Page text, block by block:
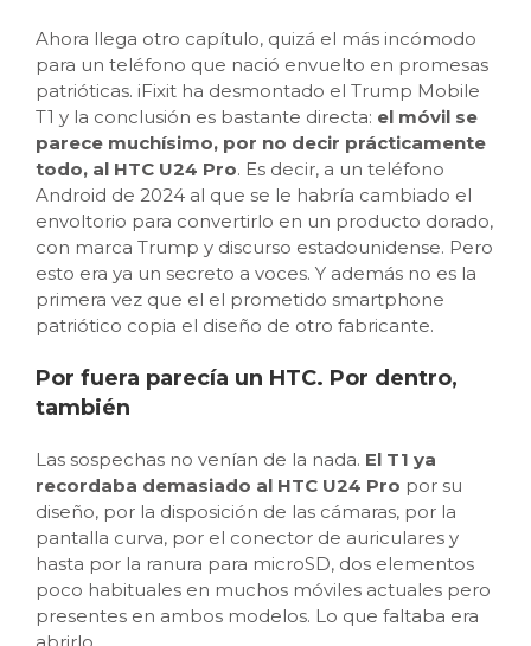
Ahora llega otro capítulo, quizá el más incómodo
para un teléfono que nació envuelto en promesas
patrióticas. iFixit ha desmontado el Trump Mobile
T1 y la conclusión es bastante directa: el móvil se
parece muchísimo, por no decir prácticamente
todo, al HTC U24 Pro. Es decir, a un teléfono
Android de 2024 al que se le habría cambiado el
envoltorio para convertirlo en un producto dorado,
con marca Trump y discurso estadounidense. Pero
esto era ya un secreto a voces. Y además no es la
primera vez que el el prometido smartphone
patriótico copia el diseño de otro fabricante.
Por fuera parecía un HTC. Por dentro,
también
Las sospechas no venían de la nada. El T1 ya
recordaba demasiado al HTC U24 Pro por su
diseño, por la disposición de las cámaras, por la
pantalla curva, por el conector de auriculares y
hasta por la ranura para microSD, dos elementos
poco habituales en muchos móviles actuales pero
presentes en ambos modelos. Lo que faltaba era